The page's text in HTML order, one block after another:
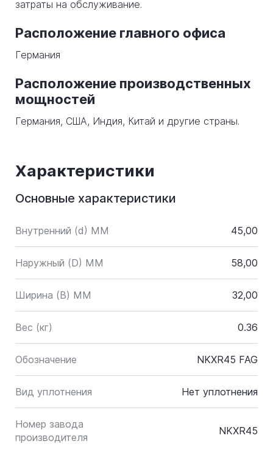
затраты на обслуживание.
Расположение главного офиса
Германия
Расположение производственных
мощностей
Германия, США, Индия, Китай и другие страны.
Характеристики
Основные характеристики
Внутренний (d) ММ 45,00
Наружный (D) ММ 58,00
Ширина (B) MM 32,00
Вес (кг) 0.36
Обозначение NKXR45 FAG
Вид уплотнения Нет уплотнения
Номер завода
производителя
NKXR45